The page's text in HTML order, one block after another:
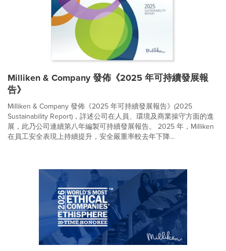
Milliken & Company 發佈《2025 年可持續發展報
告》
Milliken & Company 發佈《2025 年可持續發展報告》(2025
Sustainability Report)，詳述公司在人員、環境及商業操守方面的進
展，此乃公司連續第八年編製可持續發展報告。 2025 年，Milliken
在員工安全表現上持續提升，安全嚴重率較去年下降...